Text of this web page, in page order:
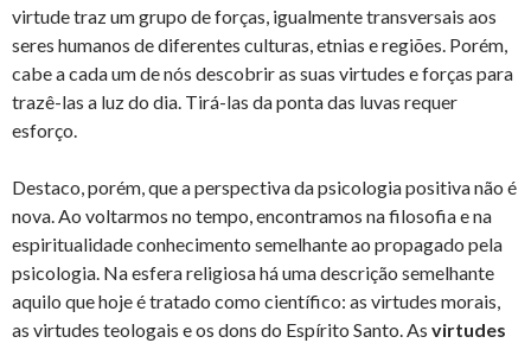
virtude traz um grupo de forças, igualmente transversais aos
seres humanos de diferentes culturas, etnias e regiões. Porém,
cabe a cada um de nós descobrir as suas virtudes e forças para
trazê-las a luz do dia. Tirá-las da ponta das luvas requer
esforço.
Destaco, porém, que a perspectiva da psicologia positiva não é
nova. Ao voltarmos no tempo, encontramos na filosofia e na
espiritualidade conhecimento semelhante ao propagado pela
psicologia. Na esfera religiosa há uma descrição semelhante
aquilo que hoje é tratado como científico: as virtudes morais,
as virtudes teologais e os dons do Espírito Santo. As virtudes